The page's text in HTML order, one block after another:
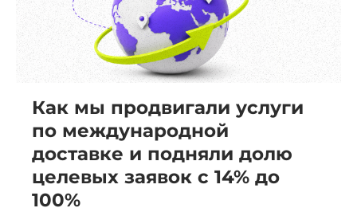
Как мы продвигали услуги
по международной
доставке и подняли долю
целевых заявок с 14% до
100%